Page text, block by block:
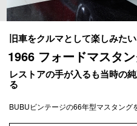
旧車をクルマとして楽しみた
1966 フォードマスタ
レストアの手が入るも当時の
る
BUBUビンテージの66年型マスタング